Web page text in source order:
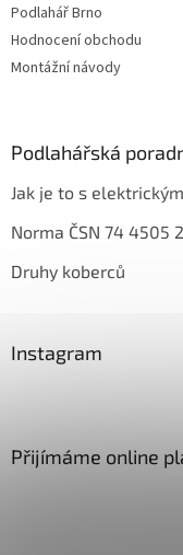
Podlahář Brno
Hodnocení obchodu
Montážní návody
Podlahářská
Jak je to s
Norma ČSN 74 4505
Druhy koberců
Instagram
Přijímáme online